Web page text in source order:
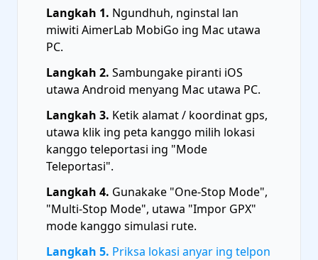
Langkah 1. Ngundhuh, nginstal lan
miwiti AimerLab MobiGo ing Mac utawa
PC.
Langkah 2. Sambungake piranti iOS
utawa Android menyang Mac utawa PC.
Langkah 3. Ketik alamat / koordinat gps,
utawa klik ing peta kanggo milih lokasi
kanggo teleportasi ing "Mode
Teleportasi".
Langkah 4. Gunakake "One-Stop Mode",
"Multi-Stop Mode", utawa "Impor GPX"
mode kanggo simulasi rute.
Langkah 5. Priksa lokasi anyar ing telpon